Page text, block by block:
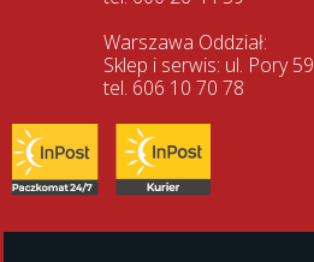
Warszawa Oddział:
Sklep i serwis: ul. Pory
tel. 606 10 70 78